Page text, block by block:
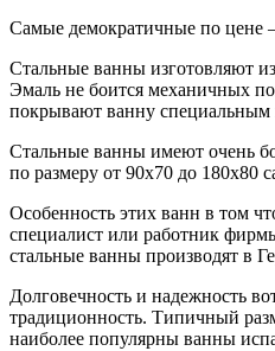
Самые демократичные по цене
Стальные ванны изготовляют
Эмаль не боится механичных
покрывают ванну специальным
Стальные ванны имеют очень
по размеру от 90х70 до 180х80
Особенность этих ванн в том
специалист или работник
стальные ванны производят в
Долговечность и надежность
традиционность. Типичный
наиболее популярны ванны